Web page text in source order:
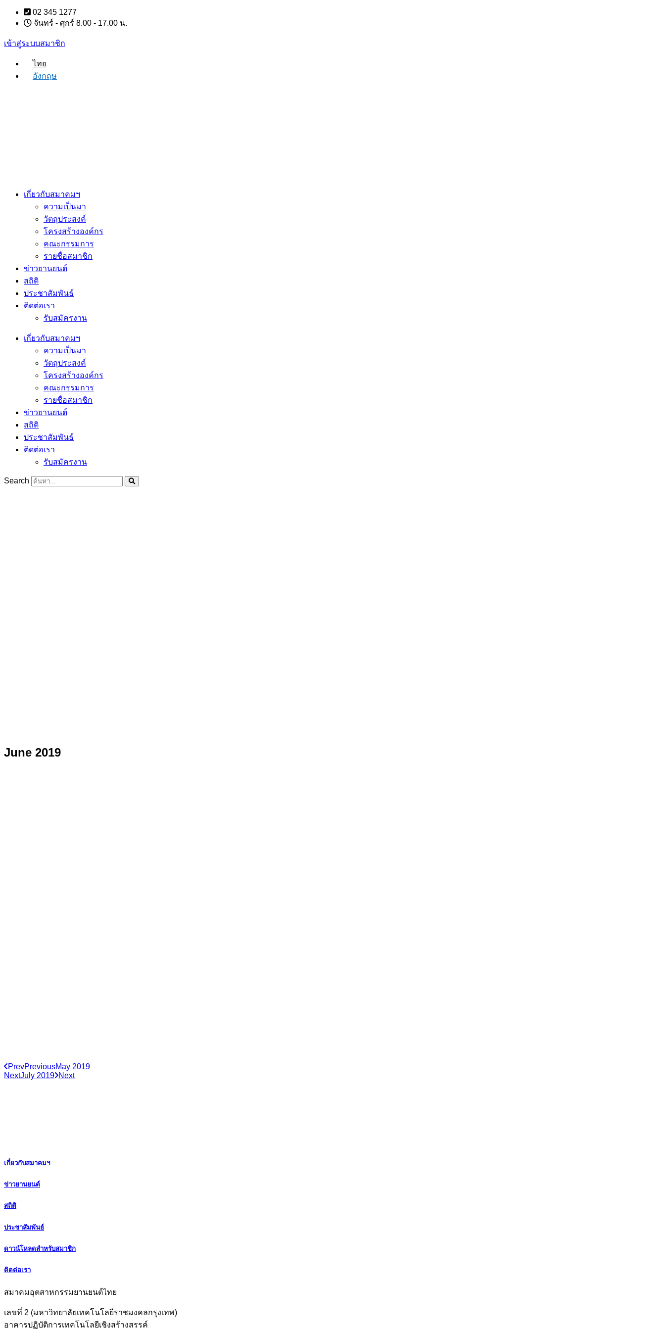
Skip
content
02 345 1277
จันทร์ - ศุกร์ 8.00 - 17.00 น.
เข้าสู่ระบบสมาชิก
ไทย
อังกฤษ
เกี่ยวกับสมาคมฯ
ความเป็นมา
วัตถุประสงค์
โครงสร้างองค์กร
คณะกรรมการ
รายชื่อสมาชิก
ข่าวยานยนต์
สถิติ
ประชาสัมพันธ์
ติดต่อเรา
รับสมัครงาน
เกี่ยวกับสมาคมฯ
ความเป็นมา
วัตถุประสงค์
โครงสร้างองค์กร
คณะกรรมการ
รายชื่อสมาชิก
ข่าวยานยนต์
สถิติ
ประชาสัมพันธ์
ติดต่อเรา
รับสมัครงาน
Search
June 2019
PrevPreviousMay 2019
NextJuly 2019 Next
เกี่ยวกับสมาคมฯ
ข่าวยานยนต์
สถิติ
ประชาสัมพันธ์
ดาวน์โหลดสำหรับสมาชิก
ติดต่อเรา
สมาคมอุตสาหกรรมยานยนต์ไทย
เลขที่ 2 (มหาวิทยาลัยเทคโนโลยีราชมงคลกรุงเทพ)
อาคารปฏิบัติการเทคโนโลยีเชิงสร้างสรรค์